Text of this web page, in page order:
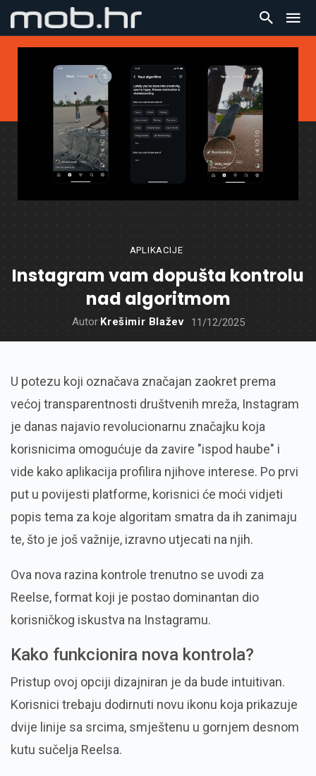
APLIKACIJE
Instagram vam dopušta kontrolu
nad algoritmom
Autor Krešimir Blažev 11/12/2025
U potezu koji označava značajan zaokret prema
većoj transparentnosti društvenih mreža, Instagram
je danas najavio revolucionarnu značajku koja
korisnicima omogućuje da zavire "ispod haube" i
vide kako aplikacija profilira njihove interese. Po prvi
put u povijesti platforme, korisnici će moći vidjeti
popis tema za koje algoritam smatra da ih zanimaju
te, što je još važnije, izravno utjecati na njih.
Ova nova razina kontrole trenutno se uvodi za
Reelse, format koji je postao dominantan dio
korisničkog iskustva na Instagramu.
Kako funkcionira nova kontrola?
Pristup ovoj opciji dizajniran je da bude intuitivan.
Korisnici trebaju dodirnuti novu ikonu koja prikazuje
dvije linije sa srcima, smještenu u gornjem desnom
kutu sučelja Reelsa.